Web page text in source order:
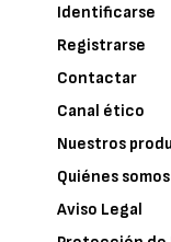
Identificarse
Registrarse
Contactar
Canal ético
Nuestros
Quiénes somos
Aviso Legal